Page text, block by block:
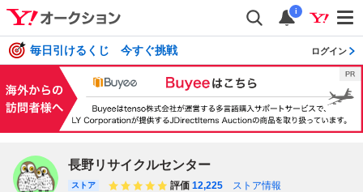
i
毎日引けるくじ 今すぐ挑戦 ログイン
長野リサイクルセンター
ストア 評価 12,225
ストア情報